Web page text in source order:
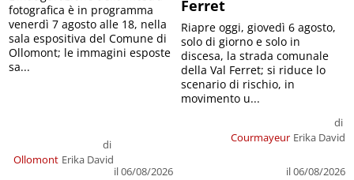
Ollomont
di
Erika David
il 06/08/2026
fotografica è in programma
venerdì 7 agosto alle 18, nella
sala espositiva del Comune di
Ollomont; le immagini esposte
sa...
Ferret
Courmayeur
di
Erika David
il 06/08/2026
Riapre oggi, giovedì 6 agosto,
solo di giorno e solo in
discesa, la strada comunale
della Val Ferret; si riduce lo
scenario di rischio, in
movimento u...